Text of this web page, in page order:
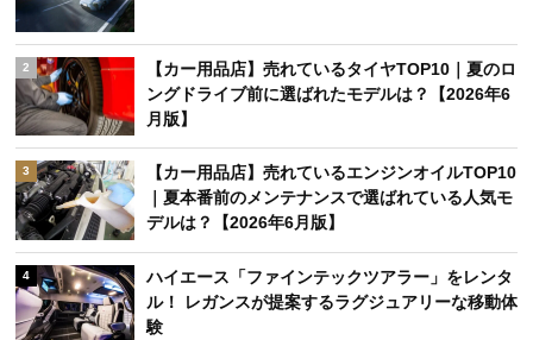
2
【カー用品店】売れているタイヤTOP10｜夏のロ
ングドライブ前に選ばれたモデルは？【2026年6
月版】
3
【カー用品店】売れているエンジンオイルTOP10
｜夏本番前のメンテナンスで選ばれている人気モ
デルは？【2026年6月版】
4
ハイエース「ファインテックツアラー」をレンタ
ル！ レガンスが提案するラグジュアリーな移動体
験